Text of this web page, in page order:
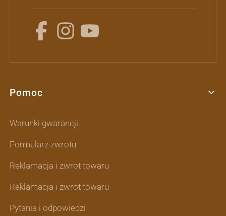
Linki w stopce
Pomoc
Warunki gwarancji.
Formularz zwrotu
Reklamacja i zwrot towaru
Reklamacja i zwrot towaru
Pytania i odpowiedzi